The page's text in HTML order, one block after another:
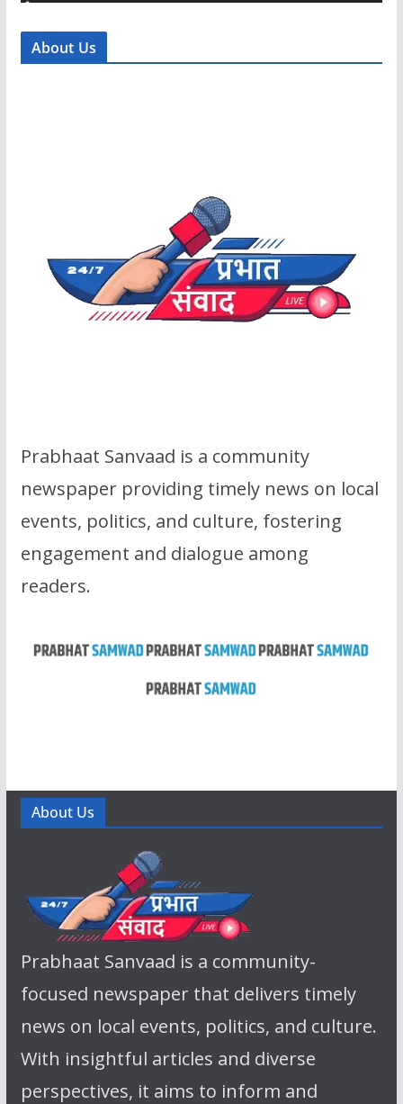
About Us
Prabhaat Sanvaad is a community
newspaper providing timely news on local
events, politics, and culture, fostering
engagement and dialogue among
readers.
About Us
Prabhaat Sanvaad is a community-
focused newspaper that delivers timely
news on local events, politics, and culture.
With insightful articles and diverse
perspectives, it aims to inform and